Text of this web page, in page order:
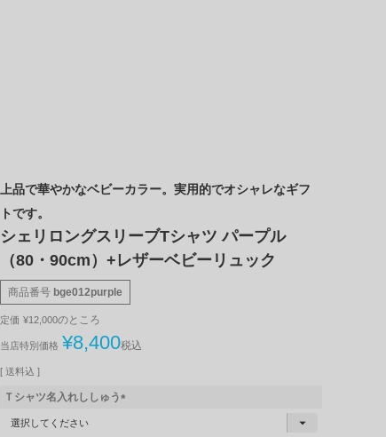
上品で華やかなベビーカラー。実用的でオシャレなギフ
トです。
シェリロングスリーブTシャツ パープル
（80・90cm）+レザーベビーリュック
商品番号 bge012purple
定価 ¥12,000のところ
当店特別価格 ¥8,400税込
送料込
Ｔシャツ名入れししゅう